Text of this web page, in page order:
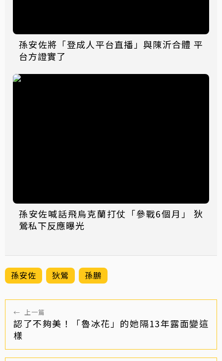
孫安佐將「登成人平台直播」與陳沂合體 平
台方證實了
孫安佐喊話飛烏克蘭打仗「參戰6個月」 狄
鶯私下反應曝光
孫安佐 狄鶯 孫鵬
← 上一篇
認了不夠美！「魯冰花」的她隔13年露面變這
樣